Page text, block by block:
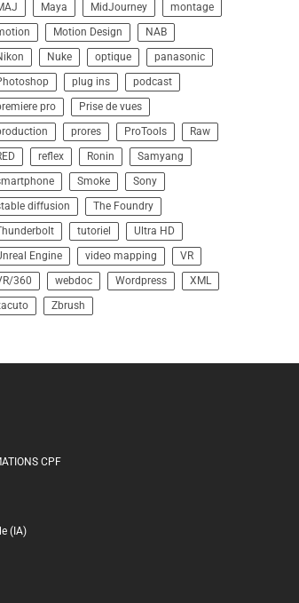
Maya MidJourney
montage
Motion Design
NAB
Nuke optique
panasonic
plug ins
podcast
pro
Prise de vues
prores ProTools
Raw
reflex Ronin
Samyang
Smoke
Sony
diffusion
The Foundry
tutoriel
Ultra HD
Engine
video mapping
VR
360
webdoc Wordpress
XML
Zbrush
CPF
(IA)